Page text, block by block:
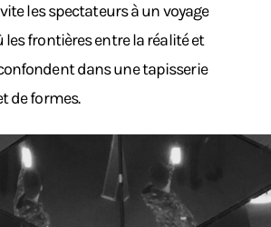
les spectateurs à un voyage
les frontières entre la réalité et
dans une tapisserie
de formes.